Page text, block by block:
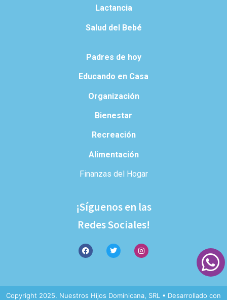
Lactancia
Salud del Bebé
Padres de hoy
Educando en Casa
Organización
Bienestar
Recreación
Alimentación
Finanzas del Hogar
¡Síguenos en las
Redes Sociales!
Copyright 2025. Nuestros Hijos Dominicana, SRL • Desarrollado con